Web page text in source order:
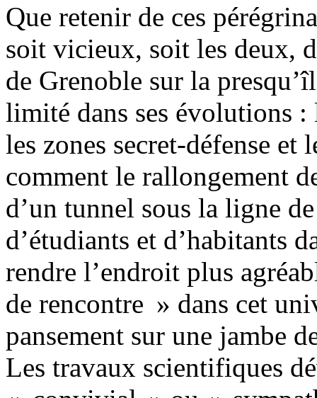
Que retenir de ces
soit vicieux, soit les deux,
de Grenoble sur la
limité dans ses évolutions :
les zones secret-défense
comment le rallongement
d’un tunnel sous la ligne
d’étudiants et d’habitants
rendre l’endroit plus
de rencontre » dans cet
pansement sur une jambe
Les travaux scientifiques